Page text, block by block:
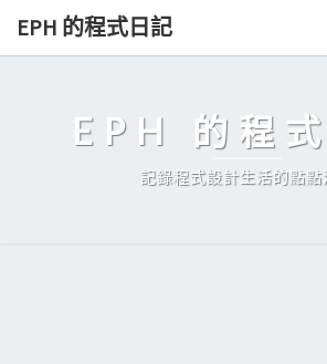
Skip
EPH 的程式日記
EPH 的程
記錄程式設計生活的點點